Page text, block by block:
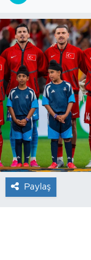
Paylaş